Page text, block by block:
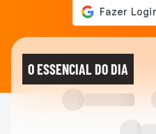
O ESSENCIAL DO DIA